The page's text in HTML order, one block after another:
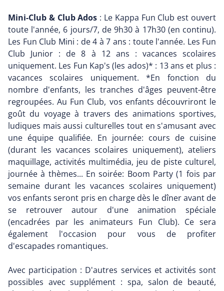
Mini-Club & Club Ados : Le Kappa Fun Club est ouvert
toute l'année, 6 jours/7, de 9h30 à 17h30 (en continu).
Les Fun Club Mini : de 4 à 7 ans : toute l'année. Les Fun
Club Junior : de 8 à 12 ans : vacances scolaires
uniquement. Les Fun Kap's (les ados)* : 13 ans et plus :
vacances scolaires uniquement. *En fonction du
nombre d'enfants, les tranches d'âges peuvent-être
regroupées. Au Fun Club, vos enfants découvriront le
goût du voyage à travers des animations sportives,
ludiques mais aussi culturelles tout en s'amusant avec
une équipe qualifiée. En journée: cours de cuisine
(durant les vacances scolaires uniquement), ateliers
maquillage, activités multimédia, jeu de piste culturel,
journée à thèmes... En soirée: Boom Party (1 fois par
semaine durant les vacances scolaires uniquement)
vos enfants seront pris en charge dès le dîner avant de
se retrouver autour d'une animation spéciale
(encadrées par les animateurs Fun Club). Ce sera
également l'occasion pour vous de profiter
d'escapades romantiques.
Avec participation : D'autres services et activités sont
possibles avec supplément : spa, salon de beauté,